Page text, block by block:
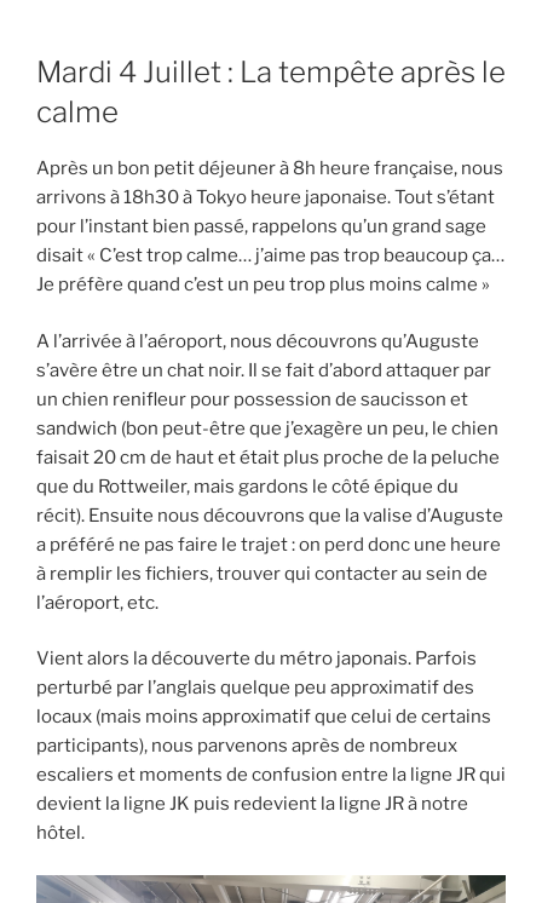
Mardi 4 Juillet : La tempête après le
calme
Après un bon petit déjeuner à 8h heure française, nous
arrivons à 18h30 à Tokyo heure japonaise. Tout s’étant
pour l’instant bien passé, rappelons qu’un grand sage
disait « C’est trop calme… j’aime pas trop beaucoup ça…
Je préfère quand c’est un peu trop plus moins calme »
A l’arrivée à l’aéroport, nous découvrons qu’Auguste
s’avère être un chat noir. Il se fait d’abord attaquer par
un chien renifleur pour possession de saucisson et
sandwich (bon peut-être que j’exagère un peu, le chien
faisait 20 cm de haut et était plus proche de la peluche
que du Rottweiler, mais gardons le côté épique du
récit). Ensuite nous découvrons que la valise d’Auguste
a préféré ne pas faire le trajet : on perd donc une heure
à remplir les fichiers, trouver qui contacter au sein de
l’aéroport, etc.
Vient alors la découverte du métro japonais. Parfois
perturbé par l’anglais quelque peu approximatif des
locaux (mais moins approximatif que celui de certains
participants), nous parvenons après de nombreux
escaliers et moments de confusion entre la ligne JR qui
devient la ligne JK puis redevient la ligne JR à notre
hôtel.